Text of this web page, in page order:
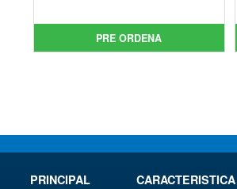
era:
€86.05.
actual
es:
PRE ORDENA
PRINCIPAL
CARACTERISTICA